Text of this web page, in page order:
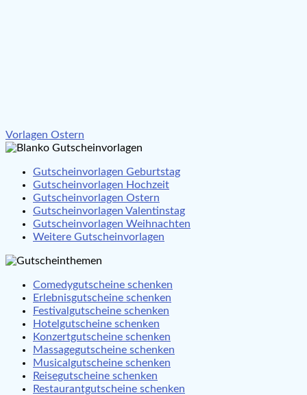
Beitragsnavigation
Vorlagen Ostern
Gutscheinvorlagen Geburtstag
Gutscheinvorlagen Hochzeit
Gutscheinvorlagen Ostern
Gutscheinvorlagen Valentinstag
Gutscheinvorlagen Weihnachten
Weitere Gutscheinvorlagen
Comedygutscheine schenken
Erlebnisgutscheine schenken
Festivalgutscheine schenken
Hotelgutscheine schenken
Konzertgutscheine schenken
Massagegutscheine schenken
Musicalgutscheine schenken
Reisegutscheine schenken
Restaurantgutscheine schenken